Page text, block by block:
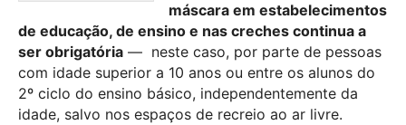
máscara em estabelecimentos
de educação, de ensino e nas creches continua a
ser obrigatória — neste caso, por parte de pessoas
com idade superior a 10 anos ou entre os alunos do
2º ciclo do ensino básico, independentemente da
idade, salvo nos espaços de recreio ao ar livre.